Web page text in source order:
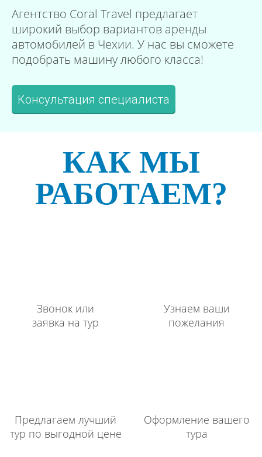
Агентство Coral Travel предлагает
широкий выбор вариантов аренды
автомобилей в Чехии. У нас вы сможете
подобрать машину любого класса!
Консультация специалиста
КАК МЫ
РАБОТАЕМ?
Звонок или
заявка на тур
Узнаем ваши
пожелания
Предлагаем лучший
тур по выгодной цене
Оформление вашего
тура